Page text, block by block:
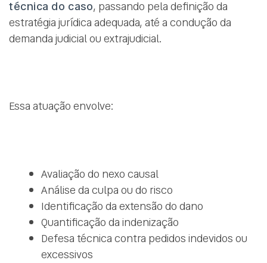
técnica do caso, passando pela definição da
estratégia jurídica adequada, até a condução da
demanda judicial ou extrajudicial.
Essa atuação envolve:
Avaliação do nexo causal
Análise da culpa ou do risco
Identificação da extensão do dano
Quantificação da indenização
Defesa técnica contra pedidos indevidos ou
excessivos